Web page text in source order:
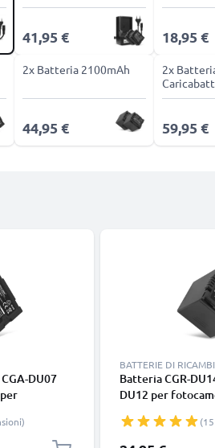
41,95 € 18,95 €
2x Batteria 2100mAh
44,95 €
2x
59,95 €
DU07
NV-
NV-
BATTERIE DI
Batteria CGR-
DU12 per
GS500 GS320
D160 SDR-H20